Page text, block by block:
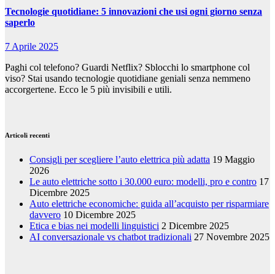
Tecnologie quotidiane: 5 innovazioni che usi ogni giorno senza
saperlo
7 Aprile 2025
Paghi col telefono? Guardi Netflix? Sblocchi lo smartphone col
viso? Stai usando tecnologie quotidiane geniali senza nemmeno
accorgertene. Ecco le 5 più invisibili e utili.
Articoli recenti
Consigli per scegliere l’auto elettrica più adatta 19 Maggio
2026
Le auto elettriche sotto i 30.000 euro: modelli, pro e contro 17
Dicembre 2025
Auto elettriche economiche: guida all’acquisto per risparmiare
davvero 10 Dicembre 2025
Etica e bias nei modelli linguistici 2 Dicembre 2025
AI conversazionale vs chatbot tradizionali 27 Novembre 2025